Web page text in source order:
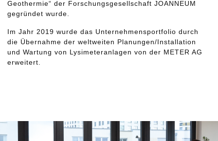
Geothermie“ der Forschungsgesellschaft JOANNEUM
gegründet wurde.
Im Jahr 2019 wurde das Unternehmensportfolio durch
die Übernahme der weltweiten Planungen/Installation
und Wartung von Lysimeteranlagen von der METER AG
erweitert.